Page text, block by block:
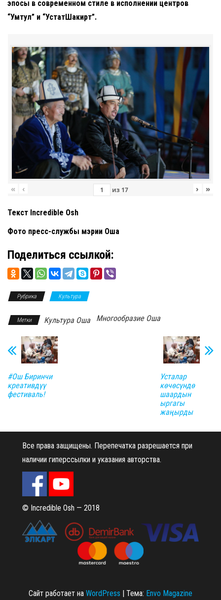
эпосы в современном стиле в исполнении центров
“Умтул” и “УстатШакирт”.
« ‹ из 17 › »
Текст Incredible Osh
Фото пресс-службы мэрии Оша
Поделиться ссылкой:
Рубрика Культура
Метки Культура Оша Многообразие Оша
#Ош Биринчи
креативдүү
фестиваль!
Усталар
көчөсүндө
шаардын
ыргагы
жаңырды
Все права защищены. Перепечатка разрешается при
наличии гиперссылки и указания авторства.
© Incredible Osh — 2018
Сайт работает на WordPress Тема: Envo Magazine